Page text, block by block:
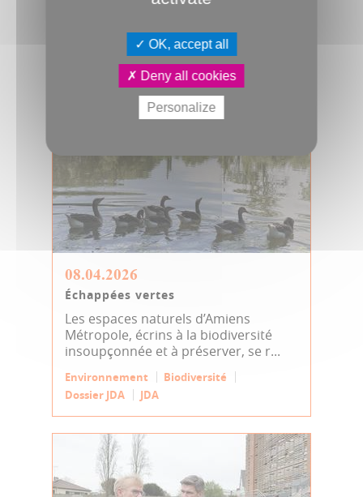
connus. Adjoints au maire et vice-p...
Conseil métropolitain
Dossier JDA
Politique
08.04.2026
Échappées vertes
Les espaces naturels d’Amiens
Métropole, écrins à la biodiversité
insoupçonnée et à préserver, se r...
Environnement
Biodiversité
Dossier JDA
JDA
OK, accept all
Deny all cookies
Personalize